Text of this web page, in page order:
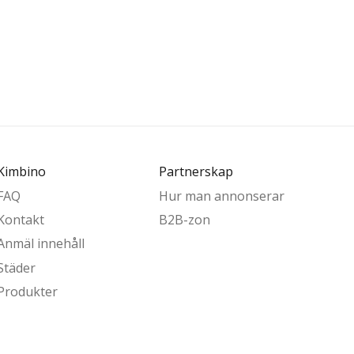
innehåll
Partnerskap
Hur man annonserar
B2B-zon